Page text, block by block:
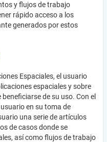
y flujos de trabajo
rápido acceso a los
generados por estos
Espaciales, el usuario
espaciales y sobre
de su uso. Con el
en su toma de
una serie de artículos
de casos donde se
así como flujos de trabajo